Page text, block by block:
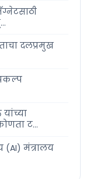
दलप्रमुख
ट...
(AI) मंत्रालय